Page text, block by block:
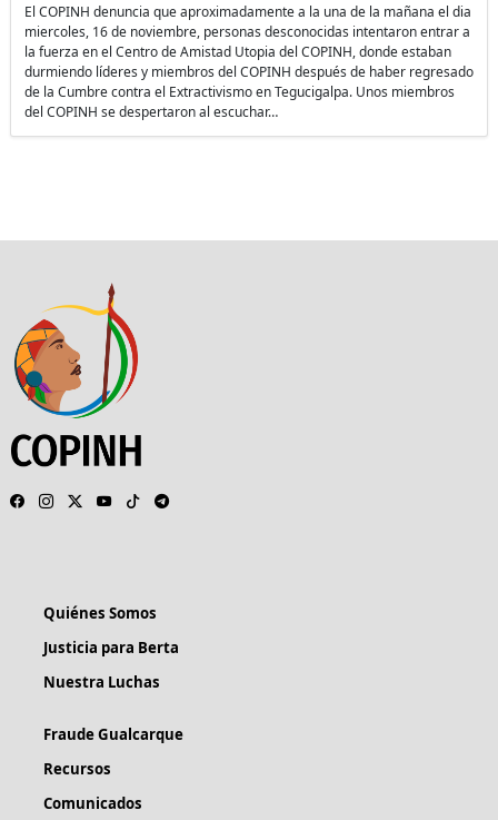
El COPINH denuncia que aproximadamente a la una de la mañana el dia
miercoles, 16 de noviembre, personas desconocidas intentaron entrar a
la fuerza en el Centro de Amistad Utopia del COPINH, donde estaban
durmiendo líderes y miembros del COPINH después de haber regresado
de la Cumbre contra el Extractivismo en Tegucigalpa. Unos miembros
del COPINH se despertaron al escuchar…
Quiénes Somos
Justicia para Berta
Nuestra Luchas
Fraude Gualcarque
Recursos
Comunicados